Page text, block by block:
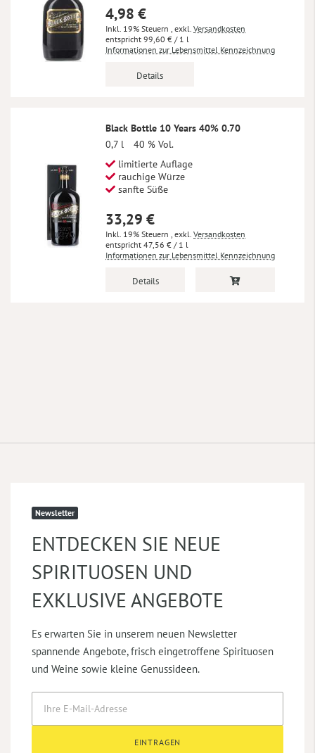
4,98 €
Inkl. 19% Steuern , exkl. Versandkosten
99,60 € / 1 l
Informationen zur Lebensmittel Kennzeichnung
Details
Black Bottle 10 Years 40% 0.70
0,7 l
40 % Vol.
limitierte Auflage
rauchige Würze
sanfte Süße
33,29 €
Inkl. 19% Steuern , exkl. Versandkosten
47,56 € / 1 l
Informationen zur Lebensmittel Kennzeichnung
Details
Newsletter
ENTDECKEN SIE NEUE
SPIRITUOSEN UND
EXKLUSIVE ANGEBOTE
Es erwarten Sie in unserem neuen Newsletter
spannende Angebote, frisch eingetroffene Spirituosen
und Weine sowie kleine Genussideen.
EINTRAGEN